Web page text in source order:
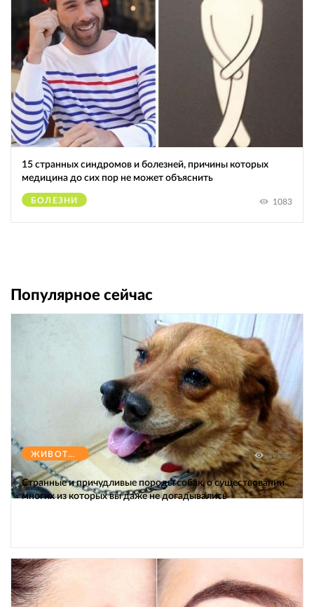
15 странных синдромов и болезней, причины которых
медицина до сих пор не может объяснить
БОЛЕЗНИ 1083
Популярное сейчас
ЖИВОТНЫЕ 47062
Странные и причудливые породы собак, о существовании
многих из которых вы даже не догадывались